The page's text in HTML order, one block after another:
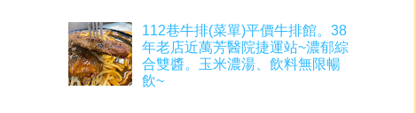
112巷牛排(菜單)平價牛排館。38
年老店近萬芳醫院捷運站~濃郁綜
合雙醬。玉米濃湯、飲料無限暢
飲~